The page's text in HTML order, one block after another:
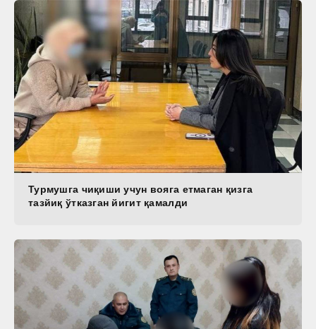
Турмушга чиқиши учун вояга етмаган қизга
тазйиқ ўтказган йигит қамалди